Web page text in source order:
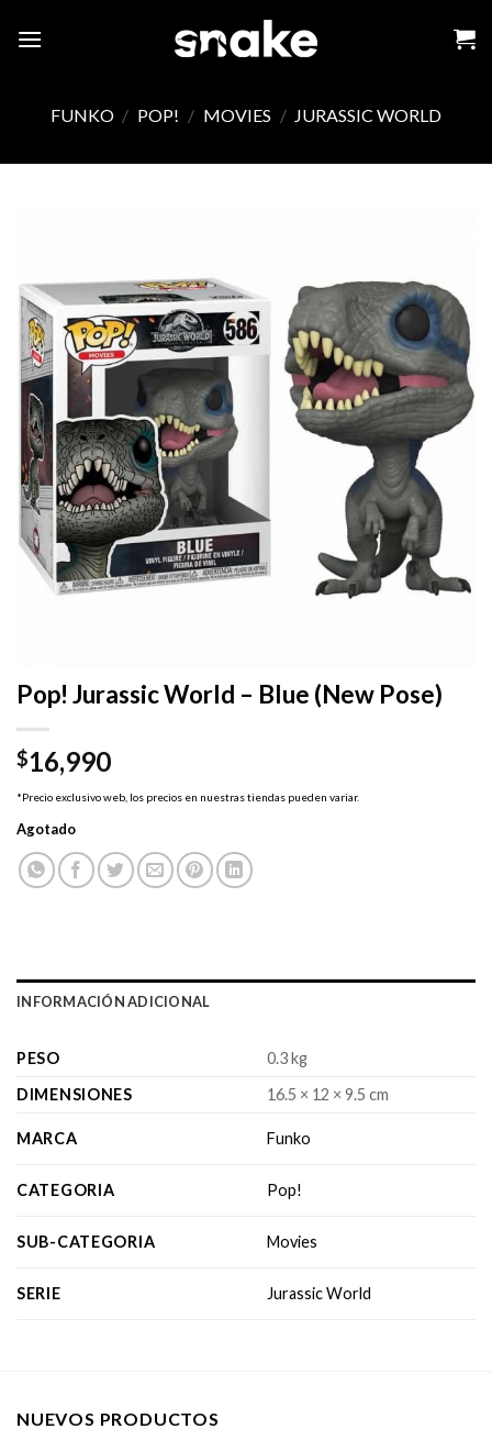
FUNKO / POP! / MOVIES / JURASSIC WORLD
Pop! Jurassic World – Blue (New Pose)
$16,990
*Precio exclusivo web, los precios en nuestras tiendas pueden variar.
Agotado
INFORMACIÓN ADICIONAL
PESO
0.3 kg
DIMENSIONES
16.5 × 12 × 9.5 cm
MARCA Funko
CATEGORIA Pop!
SUB-CATEGORIA Movies
SERIE Jurassic World
NUEVOS PRODUCTOS